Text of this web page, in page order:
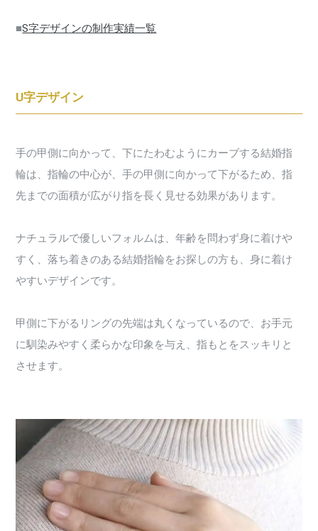
■S字デザインの制作実績一覧
U字デザイン
手の甲側に向かって、下にたわむようにカーブする結婚指
輪は、指輪の中心が、手の甲側に向かって下がるため、指
先までの面積が広がり指を長く見せる効果があります。
ナチュラルで優しいフォルムは、年齢を問わず身に着けや
すく、落ち着きのある結婚指輪をお探しの方も、身に着け
やすいデザインです。
甲側に下がるリングの先端は丸くなっているので、お手元
に馴染みやすく柔らかな印象を与え、指もとをスッキリと
させます。